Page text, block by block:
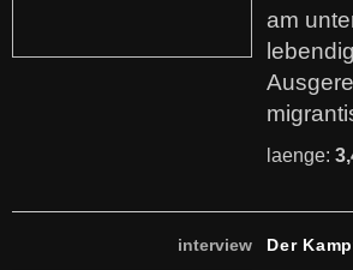
am
laenge:
interview Der